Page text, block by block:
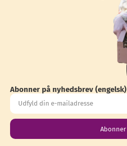
Abonner på nyhedsbrev (engelsk)
Abonner